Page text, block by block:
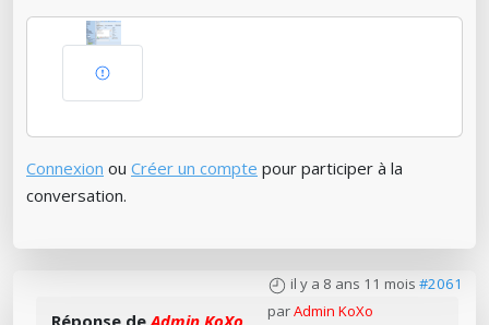
Connexion ou Créer un compte pour participer à la
conversation.
il y a 8 ans 11 mois #2061
parAdmin KoXo